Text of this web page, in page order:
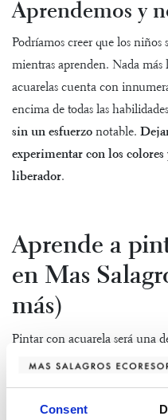
Consent
Aprendemos y
Podríamos creer que los niños
mientras aprenden. Nada
acuarelas cuenta con
encima de todas las
sin un esfuerzo notable.
experimentar con los
liberador.
Aprende a
en Mas
más)
Pintar con acuarela será una
encontraréis durante vuestro
os ofrecemos.